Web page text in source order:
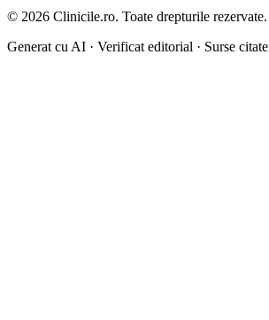
© 2026 Clinicile.ro. Toate drepturile rezervate.
Generat cu AI · Verificat editorial · Surse citate